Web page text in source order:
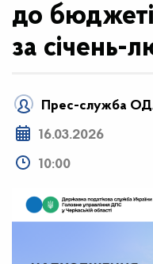
до
за січень-
Прес-служба
16.03.2026
10:00